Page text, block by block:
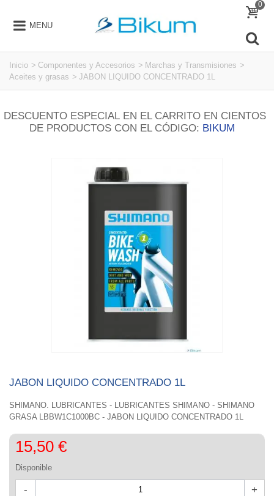
MENU
0
Inicio > Componentes y Accesorios > Marchas y Transmisiones >
Aceites y grasas > JABON LIQUIDO CONCENTRADO 1L
DESCUENTO ESPECIAL EN EL CARRITO EN CIENTOS
DE PRODUCTOS CON EL CÓDIGO: BIKUM
JABON LIQUIDO CONCENTRADO 1L
SHIMANO. LUBRICANTES - LUBRICANTES SHIMANO - SHIMANO
GRASA LBBW1C1000BC - JABON LIQUIDO CONCENTRADO 1L
15,50 €
Disponible
- +